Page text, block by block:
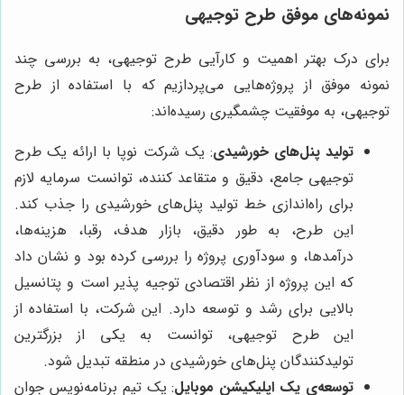
نمونه‌های موفق طرح توجیهی
برای درک بهتر اهمیت و کارآیی طرح توجیهی، به بررسی چند
نمونه موفق از پروژه‌هایی می‌پردازیم که با استفاده از طرح
توجیهی، به موفقیت چشمگیری رسیده‌اند:
تولید پنل‌های خورشیدی: یک شرکت نوپا با ارائه یک طرح
توجیهی جامع، دقیق و متقاعد کننده، توانست سرمایه لازم
برای راه‌اندازی خط تولید پنل‌های خورشیدی را جذب کند.
این طرح، به طور دقیق، بازار هدف، رقبا، هزینه‌ها،
درآمدها، و سودآوری پروژه را بررسی کرده بود و نشان داد
که این پروژه از نظر اقتصادی توجیه پذیر است و پتانسیل
بالایی برای رشد و توسعه دارد. این شرکت، با استفاده از
این طرح توجیهی، توانست به یکی از بزرگترین
تولیدکنندگان پنل‌های خورشیدی در منطقه تبدیل شود.
توسعه‌ی یک اپلیکیشن موبایل: یک تیم برنامه‌نویس جوان